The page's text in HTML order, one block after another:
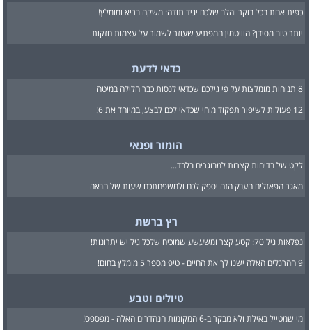
כפית אחת בכל בוקר והלב שלכם יגיד תודה: משקה בריא ומומלץ!
יותר טוב מסידן? הוויטמין המפתיע שעוזר לשמור על עצמות חזקות
כדאי לדעת
8 תנוחות מומלצות על פי גילכם שכדאי לנסות כבר הלילה במיטה
12 פעולות לשיפור תפקוד מוחי שכדאי לכם לבצע, במיוחד את 6!
הומור ופנאי
לקט של בדיחות קצרות למבוגרים בלבד...
מאגר הפאזלים הענק הזה יספק לכם ולמשפחתכם שעות של הנאה
רץ ברשת
נפלאות גיל 70: קטע קצר ומשעשע שמוכיח שלכל גיל יש יתרונות!
9 ההרגלים האלה ישנו לך את החיים - טיפ מספר 5 מומלץ בחום!
טיולים וטבע
מי שמטייל באילת ולא מבקר ב-6 המקומות הנהדרים האלה - מפספס!